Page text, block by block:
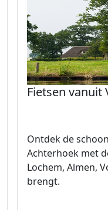
Fietsen vanuit
Ontdek de
Achterhoek met
Lochem, Almen,
brengt.